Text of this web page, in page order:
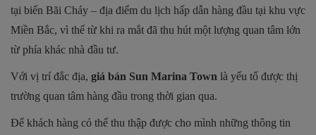
tại biển Bãi Cháy – địa điểm du lịch hấp dẫn hàng đầu tại khu vực
Miền Bắc, vì thế từ khi ra mắt đã thu hút một lượng quan tâm lớn
từ phía khác nhà đầu tư.
Với vị trí đắc địa, giá bán Sun Marina Town là yếu tố được thị
trường quan tâm hàng đầu trong thời gian qua.
Để khách hàng có thể thu thập được cho mình những thông tin